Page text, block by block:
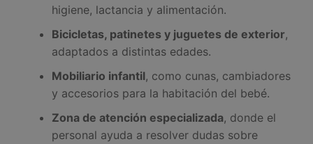
higiene, lactancia y alimentación.
Bicicletas, patinetes y juguetes de exterior,
adaptados a distintas edades.
Mobiliario infantil, como cunas, cambiadores
y accesorios para la habitación del bebé.
Zona de atención especializada, donde el
personal ayuda a resolver dudas sobre